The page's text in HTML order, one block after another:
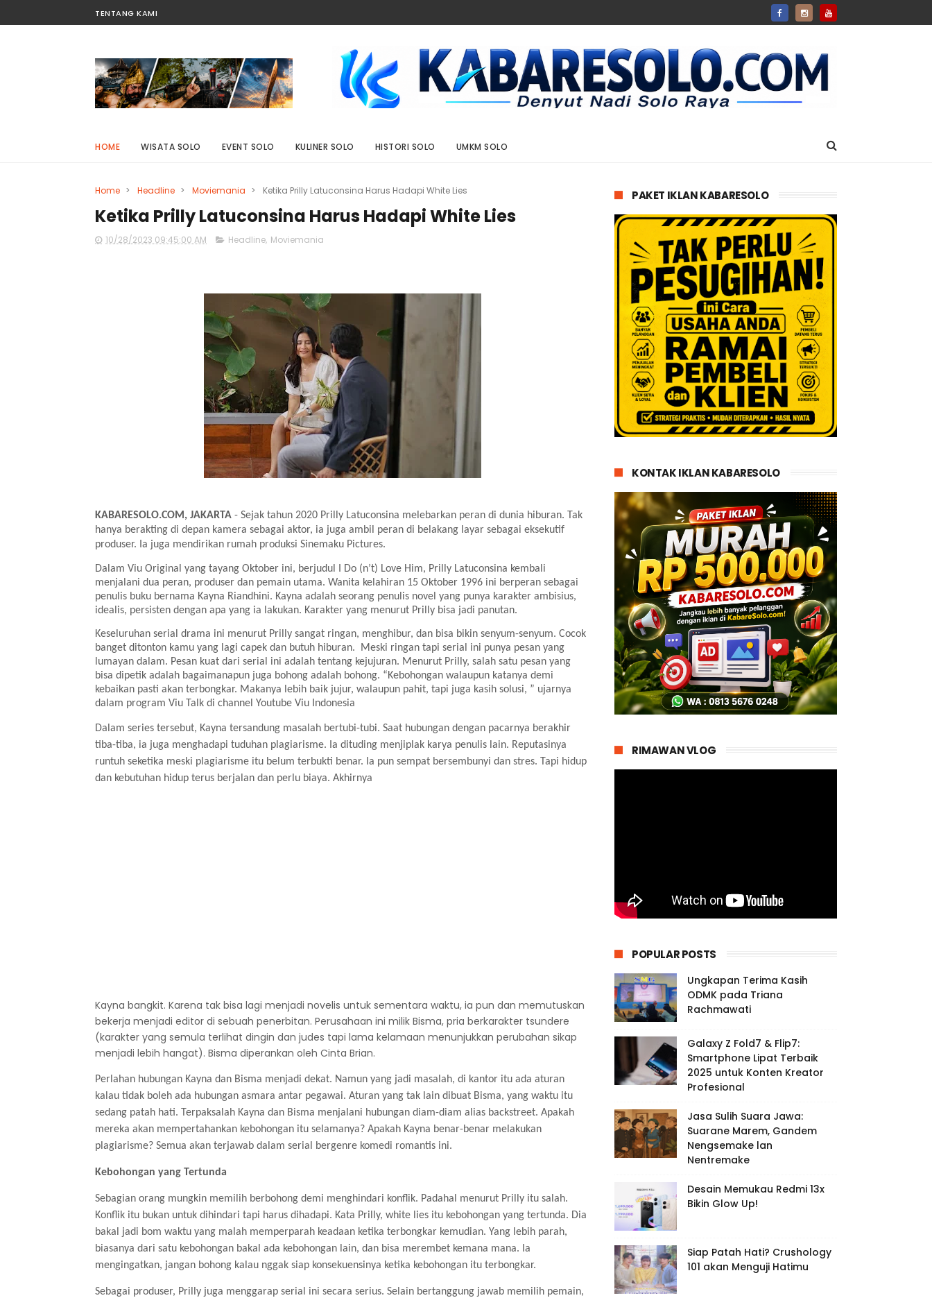
TENTANG KAMI
HOME WISATA SOLO EVENT SOLO KULINER SOLO HISTORI SOLO UMKM SOLO
Home > Headline > Moviemania > Ketika Prilly Latuconsina Harus Hadapi White Lies
Ketika Prilly Latuconsina Harus Hadapi White Lies
10/28/2023 09:45:00 AM Headline, Moviemania
KABARESOLO.COM, JAKARTA - Sejak tahun 2020 Prilly Latuconsina melebarkan peran di dunia hiburan. Tak
hanya berakting di depan kamera sebagai aktor, ia juga ambil peran di belakang layar sebagai eksekutif
produser. Ia juga mendirikan rumah produksi Sinemaku Pictures.
Dalam Viu Original yang tayang Oktober ini, berjudul I Do (n’t) Love Him, Prilly Latuconsina kembali
menjalani dua peran, produser dan pemain utama. Wanita kelahiran 15 Oktober 1996 ini berperan sebagai
penulis buku bernama Kayna Riandhini. Kayna adalah seorang penulis novel yang punya karakter ambisius,
idealis, persisten dengan apa yang ia lakukan. Karakter yang menurut Prilly bisa jadi panutan.
Keseluruhan serial drama ini menurut Prilly sangat ringan, menghibur, dan bisa bikin senyum-senyum. Cocok
banget ditonton kamu yang lagi capek dan butuh hiburan.
Meski ringan tapi serial ini punya pesan yang
lumayan dalam. Pesan kuat dari serial ini adalah tentang kejujuran. Menurut Prilly, salah satu pesan yang
bisa dipetik adalah bagaimanapun juga bohong adalah bohong. “Kebohongan walaupun katanya demi
kebaikan pasti akan terbongkar. Makanya lebih baik jujur, walaupun pahit, tapi juga kasih solusi, ” ujarnya
dalam program Viu Talk di channel Youtube Viu Indonesia
Dalam series tersebut, Kayna tersandung masalah bertubi-tubi. Saat hubungan dengan pacarnya berakhir
tiba-tiba, ia juga menghadapi tuduhan plagiarisme. Ia dituding menjiplak karya penulis lain. Reputasinya
runtuh seketika meski plagiarisme itu belum terbukti benar. Ia pun sempat bersembunyi dan stres. Tapi hidup
dan kebutuhan hidup terus berjalan dan perlu biaya. Akhirnya
Kayna bangkit. Karena tak bisa lagi menjadi novelis untuk sementara waktu, ia pun dan memutuskan
bekerja menjadi editor di sebuah penerbitan. Perusahaan ini milik Bisma, pria berkarakter tsundere
(karakter yang semula terlihat dingin dan judes tapi lama kelamaan menunjukkan perubahan sikap
menjadi lebih hangat). Bisma diperankan oleh Cinta Brian.
Perlahan hubungan Kayna dan Bisma menjadi dekat. Namun yang jadi masalah, di kantor itu ada aturan
kalau tidak boleh ada hubungan asmara antar pegawai. Aturan yang tak lain dibuat Bisma, yang waktu itu
sedang patah hati. Terpaksalah Kayna dan Bisma menjalani hubungan diam-diam alias backstreet. Apakah
mereka akan mempertahankan kebohongan itu selamanya? Apakah Kayna benar-benar melakukan
plagiarisme? Semua akan terjawab dalam serial bergenre komedi romantis ini.
Kebohongan yang Tertunda
Sebagian orang mungkin memilih berbohong demi menghindari konflik. Padahal menurut Prilly itu salah.
Konflik itu bukan untuk dihindari tapi harus dihadapi. Kata Prilly, white lies itu kebohongan yang tertunda. Dia
bakal jadi bom waktu yang malah memperparah keadaan ketika terbongkar kemudian. Yang lebih parah,
biasanya dari satu kebohongan bakal ada kebohongan lain, dan bisa merembet kemana mana. Ia
mengingatkan, jangan bohong kalau nggak siap konsekuensinya ketika kebohongan itu terbongkar.
Sebagai produser, Prilly juga menggarap serial ini secara serius. Selain bertanggung jawab memilih pemain,
PAKET IKLAN KABARESOLO
KONTAK IKLAN KABARESOLO
RIMAWAN VLOG
POPULAR POSTS
Ungkapan Terima Kasih
ODMK pada Triana
Rachmawati
Galaxy Z Fold7 & Flip7:
Smartphone Lipat Terbaik
2025 untuk Konten Kreator
Profesional
Jasa Sulih Suara Jawa:
Suarane Marem, Gandem
Nengsemake lan
Nentremake
Desain Memukau Redmi 13x
Bikin Glow Up!
Siap Patah Hati? Crushology
101 akan Menguji Hatimu